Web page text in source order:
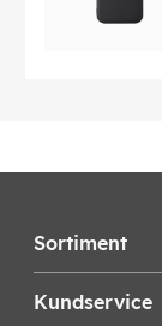
Sortiment
Kundservice